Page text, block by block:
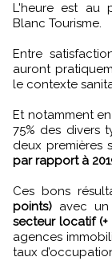
L'heure est au premier bilan estival pour Savoie Mont
Blanc Tourisme.
Entre
auront
le contexte
Et notamment
75% des divers
deux premières
par rapport à
Ces bons
points) avec
secteur locatif (+
agences
taux